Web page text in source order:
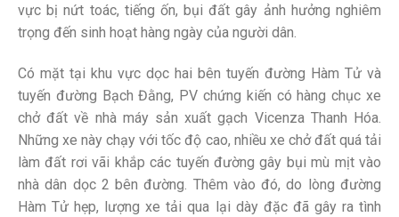
vực bị nứt toác, tiếng ốn, bụi đất gây ảnh hưởng nghiêm
trọng đến sinh hoạt hàng ngày của người dân.
Có mặt tại khu vực dọc hai bên tuyến đường Hàm Tử và
tuyến đường Bạch Đằng, PV chứng kiến có hàng chục xe
chở đất về nhà máy sản xuất gạch Vicenza Thanh Hóa.
Những xe này chạy với tốc độ cao, nhiều xe chở đất quá tải
làm đất rơi vãi khắp các tuyến đường gây bụi mù mịt vào
nhà dân dọc 2 bên đường. Thêm vào đó, do lòng đường
Hàm Tử hẹp, lượng xe tải qua lại dày đặc đã gây ra tình